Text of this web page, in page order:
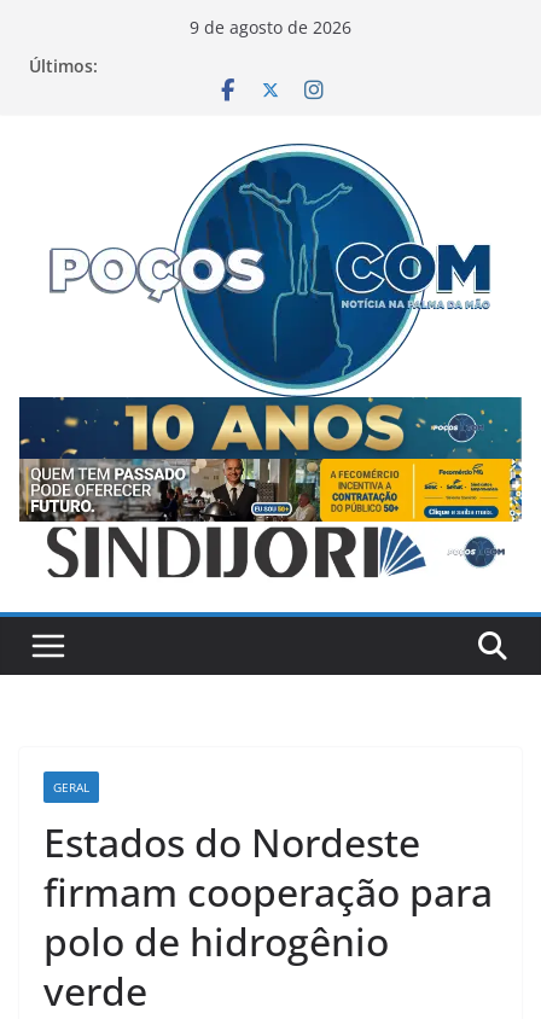
9 de agosto de 2026
Últimos:
GERAL
Estados do Nordeste
firmam cooperação para
polo de hidrogênio
verde